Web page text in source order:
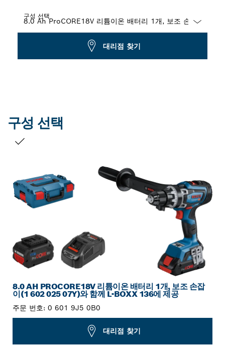
구성 선택
대리점 찾기
구성 선택
8.0 AH PROCORE18V 리튬이온 배터리 1개, 보조 손잡
이(1 602 025 07Y)와 함께 L-BOXX 136에 제공
주문 번호: 0 601 9J5 0B0
대리점 찾기